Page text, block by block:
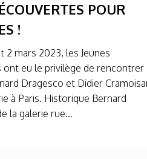
POUR
!
2 mars 2023, les Jeunes
ont eu le privilège de rencontrer
Dragesco et Didier
à Paris. Historique Bernard
la galerie rue...